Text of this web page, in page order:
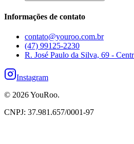
Informações de contato
contato@youroo.com.br
(47) 99125-2230
R. José Paulo da Silva, 69 -
Instagram
© 2026YouRoo.
CNPJ: 37.981.657/0001-97